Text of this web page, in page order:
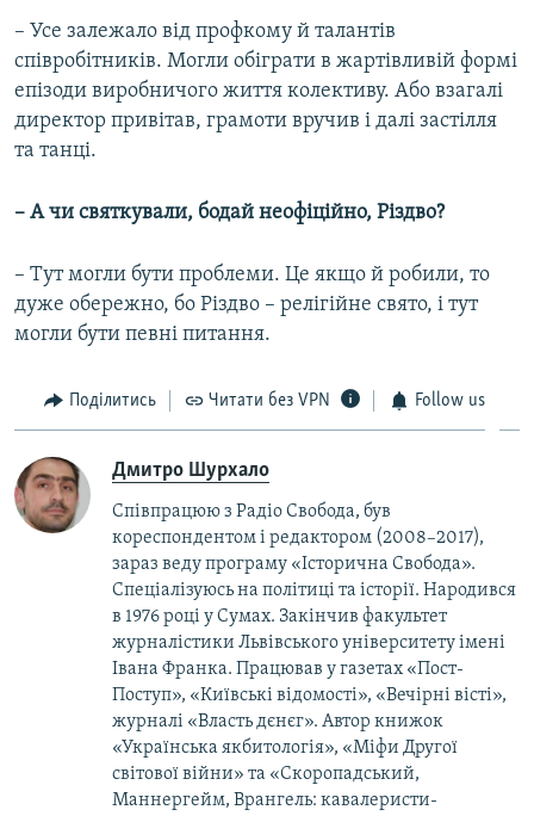
– Усе залежало від профкому й талантів
співробітників. Могли обіграти в жартівливій формі
епізоди виробничого життя колективу. Або взагалі
директор привітав, грамоти вручив і далі застілля
та танці.
– А чи святкували, бодай неофіційно, Різдво?
– Тут могли бути проблеми. Це якщо й робили, то
дуже обережно, бо Різдво – релігійне свято, і тут
могли бути певні питання.
Поділитись Читати без VPN Follow us
Дмитро Шурхало
Співпрацюю з Радіо Свобода, був
кореcпондентом і редактором (2008–2017),
зараз веду програму «Історична Свобода».
Спеціалізуюсь на політиці та історії. Народився
в 1976 році у Сумах. Закінчив факультет
журналістики Львівського університету імені
Івана Франка. Працював у газетах «Пост-
Поступ», «Київські відомості», «Вечірні вісті»,
журналі «Власть дєнєг». Автор книжок
«Українська якбитологія», «Міфи Другої
світової війни» та «Скоропадський,
Маннергейм, Врангель: кавалеристи-